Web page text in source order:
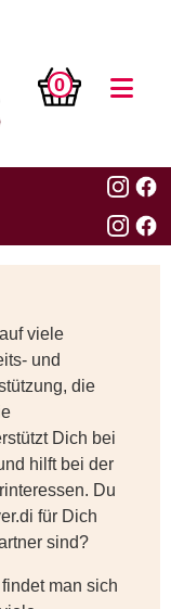
0
viele
und
die
Dich bei
hilft bei der
Du
für Dich
sind?
man sich